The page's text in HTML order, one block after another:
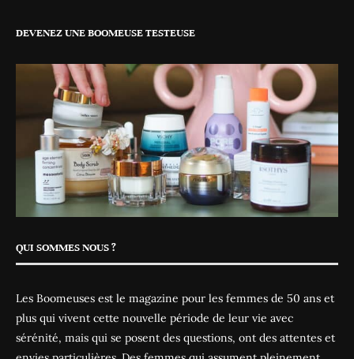
DEVENEZ UNE BOOMEUSE TESTEUSE
QUI SOMMES NOUS ?
Les Boomeuses est le magazine pour les femmes de 50 ans et
plus qui vivent cette nouvelle période de leur vie avec
sérénité, mais qui se posent des questions, ont des attentes et